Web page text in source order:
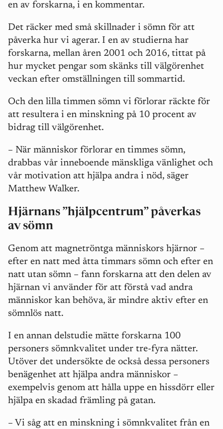
en av forskarna, i en kommentar.
Det räcker med små skillnader i sömn för att
påverka hur vi agerar. I en av studierna har
forskarna, mellan åren 2001 och 2016, tittat på
hur mycket pengar som skänks till välgörenhet
veckan efter omställningen till sommartid.
Och den lilla timmen sömn vi förlorar räckte för
att resultera i en minskning på 10 procent av
bidrag till välgörenhet.
– När människor förlorar en timmes sömn,
drabbas vår inneboende mänskliga vänlighet och
vår motivation att hjälpa andra i nöd, säger
Matthew Walker.
Hjärnans ”hjälpcentrum” påverkas
av sömn
Genom att magnetröntga människors hjärnor –
efter en natt med åtta timmars sömn och efter en
natt utan sömn – fann forskarna att den delen av
hjärnan vi använder för att förstå vad andra
människor kan behöva, är mindre aktiv efter en
sömnlös natt.
I en annan delstudie mätte forskarna 100
personers sömnkvalitet under tre-fyra nätter.
Utöver det undersökte de också dessa personers
benägenhet att hjälpa andra människor –
exempelvis genom att hålla uppe en hissdörr eller
hjälpa en skadad främling på gatan.
– Vi såg att en minskning i sömnkvalitet från en